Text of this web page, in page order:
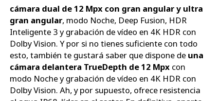
cámara dual de 12 Mpx con gran angular y ultra
gran angular, modo Noche, Deep Fusion, HDR
Inteligente 3 y grabación de vídeo en 4K HDR con
Dolby Vision. Y por si no tienes suficiente con todo
esto, también te gustará saber que dispone de una
cámara delantera TrueDepth de 12 Mpx con
modo Noche y grabación de vídeo en 4K HDR con
Dolby Vision. Ah, y por supuesto, ofrece resistencia